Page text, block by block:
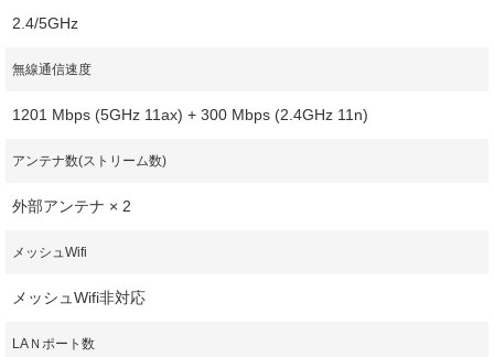
2.4/5GHz
無線通信速度
1201 Mbps (5GHz 11ax) + 300 Mbps (2.4GHz 11n)
アンテナ数(ストリーム数)
外部アンテナ × 2
メッシュWifi
メッシュWifi非対応
LAＮポート数